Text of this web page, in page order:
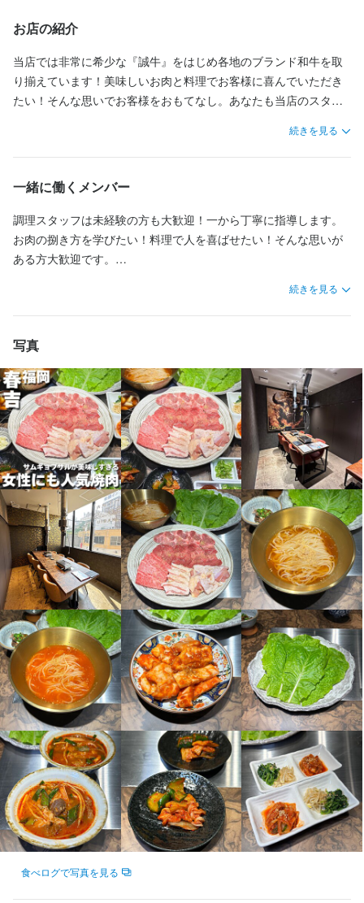
お店の紹介
当店では非常に希少な『誠牛』をはじめ各地のブランド和牛を取
り揃えています！美味しいお肉と料理でお客様に喜んでいただき
たい！そんな思いでお客様をおもてなし。あなたも当店のスタッ
続きを見る
一緒に働くメンバー
調理スタッフは未経験の方も大歓迎！一から丁寧に指導します。
お肉の捌き方を学びたい！料理で人を喜ばせたい！そんな思いが
ある方大歓迎です。
中！基本的なマナーから学ぶことができるため、ホールスタッフ
として着実に成長していくことができます。
続きを見る
写真
食べログで写真を見る
な「誠牛（まことぎゅう）」をはじめとする国産黒毛和牛。
香りや旨味が際立つこのお肉は、自信を持ってお客様におすすめ
できる逸品です！
また、近江牛の赤身など、部位ごとの最適な食べ方や、甘み・香
━━━━━━━━━━━━━━━━━━━
✅希少な銘酒とペアリングの知識が深まる
お肉の味を引き立てるドリンクのラインナップも当店の自慢！
レアなウイスキーや焼酎、選び抜かれたワインなど、他ではなか
お酒の知識がない方でも大丈夫。働きながら自然と知識が深ま
り、お客様に最適な一杯を提案できるようになります。
━━━━━━━━━━━━━━━━━━━
✅「BAKUFU」だからこそできる、丁寧な接客
騒がしい居酒屋とは異なり、落ち着いた雰囲気の中で、一組一組
のお客様と向き合うことができます。
記念日のサプライズ演出や、接待での細やかな気配りなど、一生
モノのホスピタリティを磨くことができる環境です。
━━━━━━━━━━━━━━━━━━━
✨業務内容✨
￣￣￣￣￣￣￣￣￣￣￣
✅接客・オーダーテイク
お出迎え・ご案内: お客様を個室へスマートにエスコートします。
接待や記念日など、ご利用シーンに合わせたトーンや表情での挨
拶が、特別な時間の始まりを告げます。
メニューのご提案: タブレット任せにするのではなく、その日のお
すすめやお客様の好みをヒアリングし、最高のコースやアラカル
トをご提案します。
✅料理提供・プレゼンテーション
しい仲間を募集しています！
╋━▼▼こんな方にピッタリ！ ━━
✅店舗運営にも携わってみたい！
━━━━━━━━━━━━━━━━╋
⭐SNSでのファンづくり SNSの更新。
「どうすればお店を知ってもらえるか？」を考え、お店の魅力を
発信します。
⭐お店でのおもてなし
お客様のご案内、お肉の提供、お会計など。明るい笑顔でファン
を増やしてください。
⭐ピカピカな空間づくり
開店前の準備やテーブル掃除など、居心地の良いお店をキープし
ます。
⭐売上のチェック
その日の売上や、備品の購入に使うお金の管理を行います。
⭐在庫の管理
お肉やドリンクの残りをチェックして、足りないものを注文しま
す。
━━━━━━━━━━━━━━━━
◎ここがポイント！◎
SNSのセンスが仕事になる！ 自分の投稿を見てお客様が来た時の
喜びは格別です。
「お店を動かす」経験ができる！ 将来マーケティング職に就きた
い方や、自分でビジネスをしてみたい方に最適な環境です。
せん！
「どうすればお客様が喜ぶか？」「どうすればもっと楽しく働け
るか？」を、スタッフ全員で考え、試して、創り上げていく。
╋━━━▼▼ Good point━━━━━
✅調理経験者：月給35万～40万の好待遇！
✅お客様が増えたことによる増員募集！
✅焼肉店かつコース料理がメインなのでオペレーション◎
✅天神からも好アクセス！
✨焼肉BAKUFUとは✨
￣￣￣￣￣￣￣￣￣￣￣
2024年に中央区春吉町に新規オープンした焼肉店「BAKUFU」に
てキッチンにて調理をお願い致します。
焼肉 BAKUFUは、熊本県菊池市の特別な環境で育った、香り高く
旨味の濃い希少な「誠牛」。そして、繊細な味わいの「近江牛」
赤身。
私たちが扱うのは、独自のルートで仕入れる最高峰の和牛ばかり
です。
部位ごとの繊維を見極めるカッティング、それぞれの肉質を最大
限に引き出す味付けなど、ここでは「肉を扱う本質の技術」が求
められ、そして磨かれます。
洗練された空間で、食材と向き合い、お客様を唸らせる仕事をし
ませんか？
一流の食材に触れ続けたい料理人の方、お待ちしています。
￣￣￣￣￣￣￣￣￣￣￣
✨業務内容✨
￣￣￣￣￣￣￣￣￣￣￣
・ブロック肉の脂やスジを取り除く磨き（掃除）作業
せん！
「どうすればお客様が喜ぶか？」「どうすればもっと楽しく働け
るか？」を、スタッフ全員で考え、試して、創り上げていく。
╋━━━▼▼ Good point━━━━━
✅調理経験者：月給35万～40万の好待遇！
✅お客様が増えたことによる増員募集！
✅焼肉店かつコース料理がメインなのでオペレーション◎
✅天神からも好アクセス！
✨焼肉BAKUFUとは✨
￣￣￣￣￣￣￣￣￣￣￣
2024年に中央区春吉町に新規オープンした焼肉店「BAKUFU」に
てキッチンにて調理をお願い致します。
焼肉 BAKUFUは、熊本県菊池市の特別な環境で育った、香り高く
旨味の濃い希少な「誠牛」。そして、繊細な味わいの「近江牛」
赤身。
私たちが扱うのは、独自のルートで仕入れる最高峰の和牛ばかり
です。
部位ごとの繊維を見極めるカッティング、それぞれの肉質を最大
限に引き出す味付けなど、ここでは「肉を扱う本質の技術」が求
められ、そして磨かれます。
洗練された空間で、食材と向き合い、お客様を唸らせる仕事をし
ませんか？
一流の食材に触れ続けたい料理人の方、お待ちしています。
￣￣￣￣￣￣￣￣￣￣￣
✨業務内容✨
￣￣￣￣￣￣￣￣￣￣￣
・ブロック肉の脂やスジを取り除く磨き（掃除）作業
な「誠牛（まことぎゅう）」をはじめとする国産黒毛和牛。
香りや旨味が際立つこのお肉は、自信を持ってお客様におすすめ
できる逸品です！
また、近江牛の赤身など、部位ごとの最適な食べ方や、甘み・香
━━━━━━━━━━━━━━━━━━━
✅希少な銘酒とペアリングの知識が深まる
お肉の味を引き立てるドリンクのラインナップも当店の自慢で
す。
レアなウイスキーや焼酎、選び抜かれたワインなど、他ではなか
なかお目にかかれない銘柄も扱っています。
お酒の知識がない方でも大丈夫。働きながら自然と知識が深ま
り、お客様に最適な一杯を提案できるようになります！
━━━━━━━━━━━━━━━━━━━
✅「BAKUFU」だからこそできる、丁寧な接客
騒がしい居酒屋とは異なり、落ち着いた雰囲気の中で、一組一組
のお客様と向き合うことができます。
記念日のサプライズ演出や、接待での細やかな気配りなど、一生
モノのホスピタリティを磨くことができる環境です！
━━━━━━━━━━━━━━━━━━━
✨業務内容✨
￣￣￣￣￣￣￣￣￣￣￣
✅接客・オーダーテイク
お出迎え・ご案内: お客様をスマートにエスコートします。
接待や記念日など、ご利用シーンに合わせたトーンや表情での挨
拶が、特別な時間の始まりを告げます。
✅料理提供・プレゼンテーション
「誠牛」や和牛の解説: 「この部位は、さっと炙る程度のレアがお
すすめです」など、お肉の産地や特徴、一番美味しい焼き加減を
な「誠牛（まことぎゅう）」をはじめとする国産黒毛和牛。
香りや旨味が際立つこのお肉は、自信を持ってお客様におすすめ
できる逸品です！
また、近江牛の赤身など、部位ごとの最適な食べ方や、甘み・香
━━━━━━━━━━━━━━━━━━━
✅希少な銘酒とペアリングの知識が深まる
お肉の味を引き立てるドリンクのラインナップも当店の自慢で
す。
レアなウイスキーや焼酎、選び抜かれたワインなど、他ではなか
なかお目にかかれない銘柄も扱っています。
お酒の知識がない方でも大丈夫。働きながら自然と知識が深ま
り、お客様に最適な一杯を提案できるようになります！
━━━━━━━━━━━━━━━━━━━
✅「BAKUFU」だからこそできる、丁寧な接客
騒がしい居酒屋とは異なり、落ち着いた雰囲気の中で、一組一組
のお客様と向き合うことができます。
記念日のサプライズ演出や、接待での細やかな気配りなど、一生
モノのホスピタリティを磨くことができる環境です！
━━━━━━━━━━━━━━━━━━━
✨業務内容✨
￣￣￣￣￣￣￣￣￣￣￣
✅接客・オーダーテイク
お出迎え・ご案内: お客様をスマートにエスコートします。
接待や記念日など、ご利用シーンに合わせたトーンや表情での挨
拶が、特別な時間の始まりを告げます。
✅料理提供・プレゼンテーション
「誠牛」や和牛の解説: 「この部位は、さっと炙る程度のレアがお
すすめです」など、お肉の産地や特徴、一番美味しい焼き加減を
難しい機械操作や、重たいものを運ぶ重労働はありません！
￣￣￣￣￣￣￣￣￣￣￣￣￣
✅ホール・床の清掃
掃除機・モップ掛け: ホール全体や廊下の床を掃除します。油汚れ
が残らないよう、丁寧に拭き上げ清潔な状態にします。
リセットします。
✅テーブル・個室のセッティング
ロースター（焼き台）周りの拭き上げ: 焼肉店の命であるテーブル
周りをピカピカに磨き上げます。ステンレス部分の指紋や汚れを
備品のセット: お箸、おしぼり、メニュー表などを、定位置に美し
く並べます。個室の座布団やクッションの整頓も行います。
✅エントランス・トイレのチェック
入り口の掃き掃除: お店の顔である玄関を綺麗にします。
トイレ清掃: 鏡の拭き上げ、洗面台の水滴除去、アメニティの補充
など、ホテルライクな清潔さを保ちます。
✅簡単な準備補助
醤油やタレの容器への補充など、簡単な準備をお願いする場合が
あります。（調理業務はありません）
✨ここがポイント✨
━━━━━━━━━━━━
⭐誰とも話さず、黙々と集中できる 開店前なのでお客様はいませ
ん。自分のペースで、決められた場所を綺麗にする作業に没頭で
きます。
⭐たった2時間で終了 17時の開店と同時に業務終了。残業は基本的
にありません。午後の時間を有効活用できます。
⭐運動不足の解消にも 適度に体を動かすお仕事なので、デスクワ
ークの副業や、日頃の運動不足解消にもぴったりです。